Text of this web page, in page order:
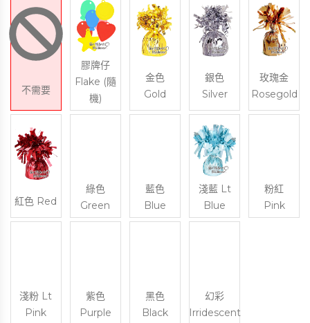
不需要
膠牌仔
Flake (隨
機)
金色
Gold
銀色
Silver
玫瑰金
Rosegold
紅色 Red
綠色
Green
藍色
Blue
淺藍 Lt
Blue
粉紅
Pink
淺粉 Lt
Pink
紫色
Purple
黑色
Black
幻彩
Irridescent